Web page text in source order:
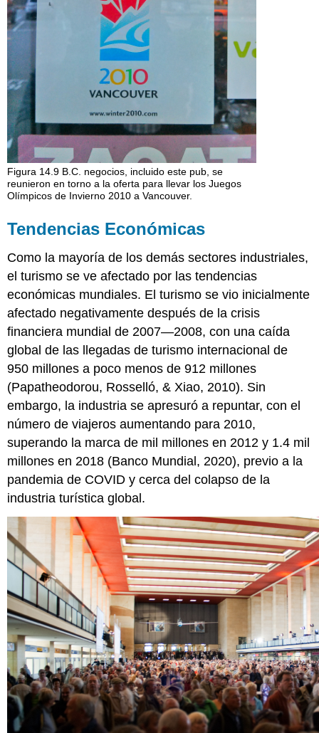
Figura 14.9 B.C. negocios, incluido este pub, se
reunieron en torno a la oferta para llevar los Juegos
Olímpicos de Invierno 2010 a Vancouver.
Tendencias Económicas
Como la mayoría de los demás sectores industriales,
el turismo se ve afectado por las tendencias
económicas mundiales. El turismo se vio inicialmente
afectado negativamente después de la crisis
financiera mundial de 2007—2008, con una caída
global de las llegadas de turismo internacional de
950 millones a poco menos de 912 millones
(Papatheodorou, Rosselló, & Xiao, 2010). Sin
embargo, la industria se apresuró a repuntar, con el
número de viajeros aumentando para 2010,
superando la marca de mil millones en 2012 y 1.4 mil
millones en 2018 (Banco Mundial, 2020), previo a la
pandemia de COVID y cerca del colapso de la
industria turística global.